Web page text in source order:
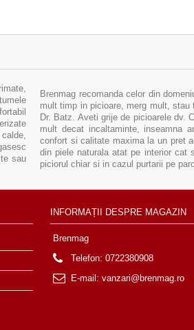
sau
Brenmag recomanda celor din
mult timp in picioare, merg mult,
Dr. Batz. Aveti grije de picioarele dv.
mult decat incaltaminte, inseamna
confort si calitate maxima la un pret
din piele naturala atat pe interior cat
piciorul chiar si in cazul purtarii pe
INFORMAȚII DESPRE MAGAZIN
Brenmag
Telefon: 0722380908
E-mail: vanzari@brenmag.ro